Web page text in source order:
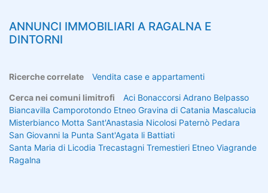
ANNUNCI IMMOBILIARI A RAGALNA E
DINTORNI
Ricerche correlate Vendita case e appartamenti
Cerca nei comuni limitrofi Aci Bonaccorsi Adrano Belpasso
Biancavilla Camporotondo Etneo Gravina di Catania Mascalucia
Misterbianco Motta Sant'Anastasia Nicolosi Paternò Pedara
San Giovanni la Punta Sant'Agata li Battiati
Santa Maria di Licodia Trecastagni Tremestieri Etneo Viagrande
Ragalna